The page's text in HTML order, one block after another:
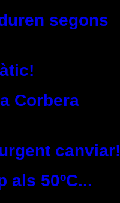
segons
Corbera
canviar!
als 50ºC...